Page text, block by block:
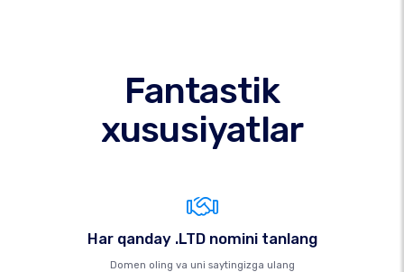
Fantastik
xususiyatlar
Har qanday .LTD nomini tanlang
Domen oling va uni saytingizga ulang